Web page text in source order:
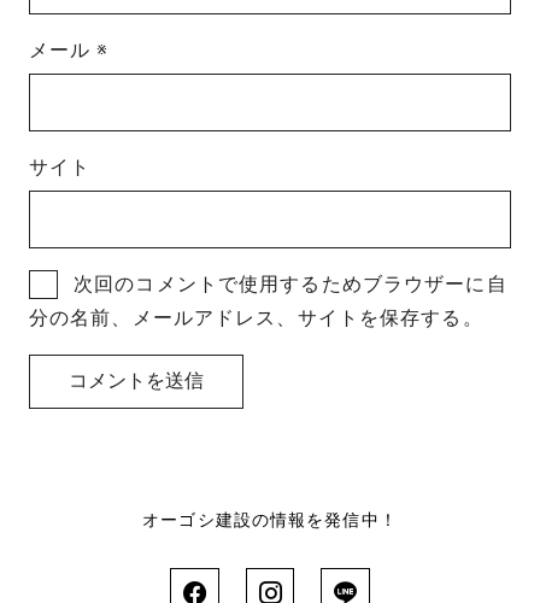
メール※
サイト
次回のコメントで使用するためブラウザーに自
分の名前、メールアドレス、サイトを保存する。
オーゴシ建設の情報を発信中！